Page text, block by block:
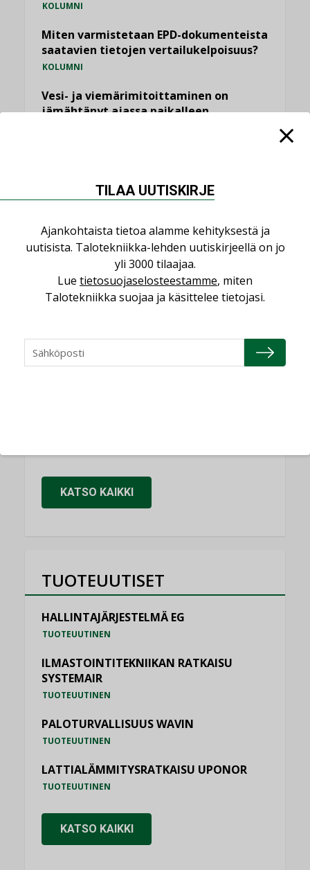
KOLUMNI
Miten varmistetaan EPD-dokumenteista
saatavien tietojen vertailukelpoisuus?
KOLUMNI
Vesi- ja viemärimitoittaminen on
jämähtänyt ajassa paikalleen
NIMITYKSET
Consti
Refair
NIMITYKSET
KATSO KAIKKI
TUOTEUUTISET
HALLINTAJÄRJESTELMÄ EG
TUOTEUUTINEN
ILMASTOINTITEKNIIKAN RATKAISU
SYSTEMAIR
TUOTEUUTINEN
PALOTURVALLISUUS WAVIN
TUOTEUUTINEN
LATTIALÄMMITYSRATKAISU UPONOR
TUOTEUUTINEN
KATSO KAIKKI
TILAA UUTISKIRJE
Ajankohtaista tietoa alamme kehityksestä ja
uutisista. Talotekniikka-lehden uutiskirjeellä on jo
yli 3000 tilaajaa.
Lue tietosuojaselosteestamme, miten
Talotekniikka suojaa ja käsittelee tietojasi.